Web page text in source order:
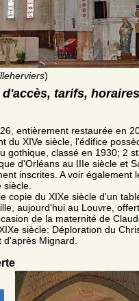
)
tarifs, horaires
entièrement restaurée en
du XIVe siècle, l'édifice
gothique, classé en 1930; 2
d'Orléans au IIIe siècle et
inscrites. A voir également
copie du XIXe siècle d'un
aujourd'hui au Louvre,
de la maternité de
siècle: Déploration du
Mignard.